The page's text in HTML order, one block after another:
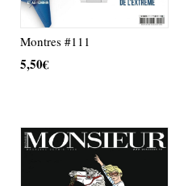
Montres #111
5,50€